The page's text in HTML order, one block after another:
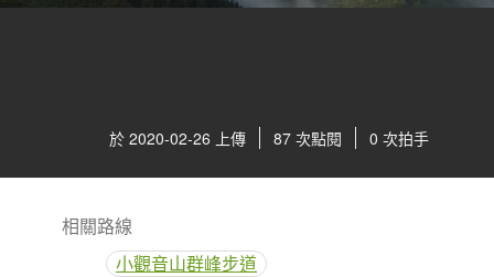
於 2020-02-26 上傳 87 次點閱 0 次拍手
相關路線
小觀音山群峰步道